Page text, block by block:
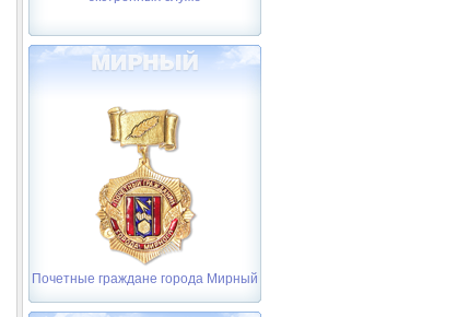
Почетные граждане города Мирный